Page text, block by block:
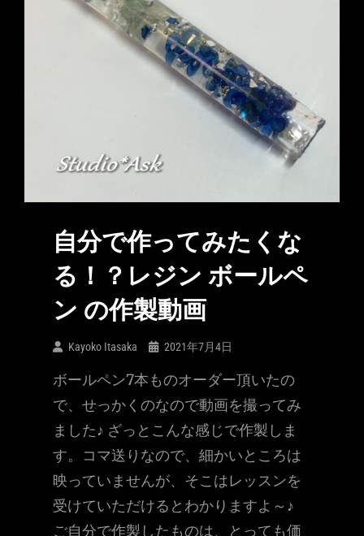
自分で作ってみたくな
る！？レジン ボールペ
ン の作製動画
Kayoko Itasaka 2021年7月4日
ボールペン7本ものオーダー頂いたの
で、せっかくのなので動画を撮ってみ
ました♪ ざっとこんな感じで作製しま
す。コマ送りなので、細かいところは
映っていませんが、そこはレッスンを
受けていただけるとわかりますよ～♪
ご自分で作製したものは、とっても価